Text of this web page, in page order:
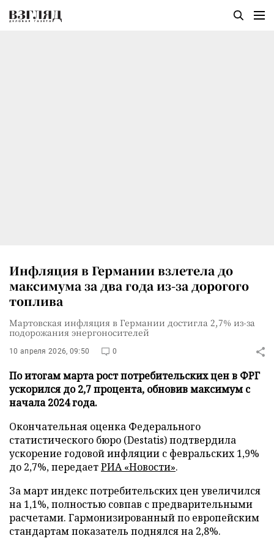
Инфляция в Германии взлетела до
максимума за два года из-за дорогого
топлива
Мартовская инфляция в Германии достигла 2,7% из-за
подорожания энергоносителей
10 апреля 2026, 09:50 0
По итогам марта рост потребительских цен в ФРГ
ускорился до 2,7 процента, обновив максимум с
начала 2024 года.
Окончательная оценка Федерального
статистического бюро (Destatis) подтвердила
ускорение годовой инфляции с февральских 1,9%
до 2,7%, передаетРИА «Новости».
За март индекс потребительских цен увеличился
на 1,1%, полностью совпав с предварительными
расчетами. Гармонизированный по европейским
стандартам показатель поднялся на 2,8%.